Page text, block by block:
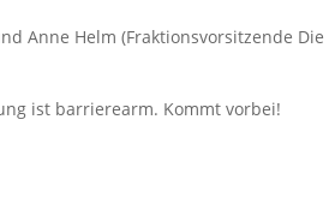
Anne Helm (Fraktionsvorsitzende
ist barrierearm. Kommt vorbei!